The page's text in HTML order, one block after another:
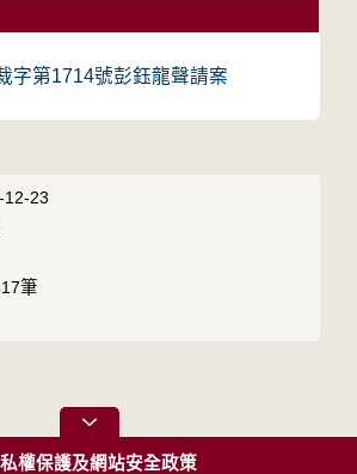
字第1714號彭鈺龍聲請案
12-23
筆
權保護及網站安全政策